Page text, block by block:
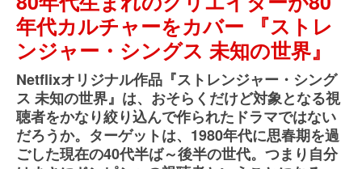
年代カルチャーをカバー 『ストレ
ンジャー・シングス 未知の世界』
Netflixオリジナル作品『ストレンジャー・シング
ス 未知の世界』は、おそらくだけど対象となる視
聴者をかなり絞り込んで作られたドラマではない
だろうか。ターゲットは、1980年代に思春期を過
ごした現在の40代半ば～後半の世代。つまり自分